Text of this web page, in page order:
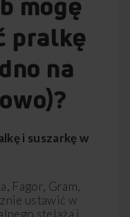
pralkę
na
i suszarkę w
Fagor, Gram,
ustawić w
stelaża i